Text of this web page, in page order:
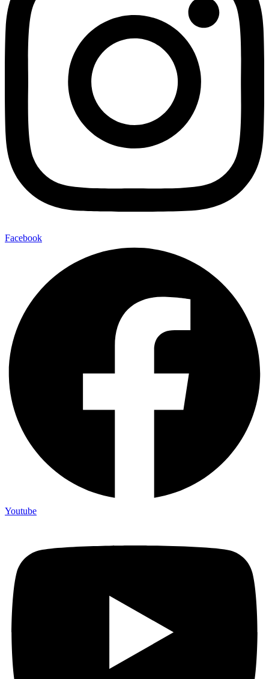
Facebook
Youtube